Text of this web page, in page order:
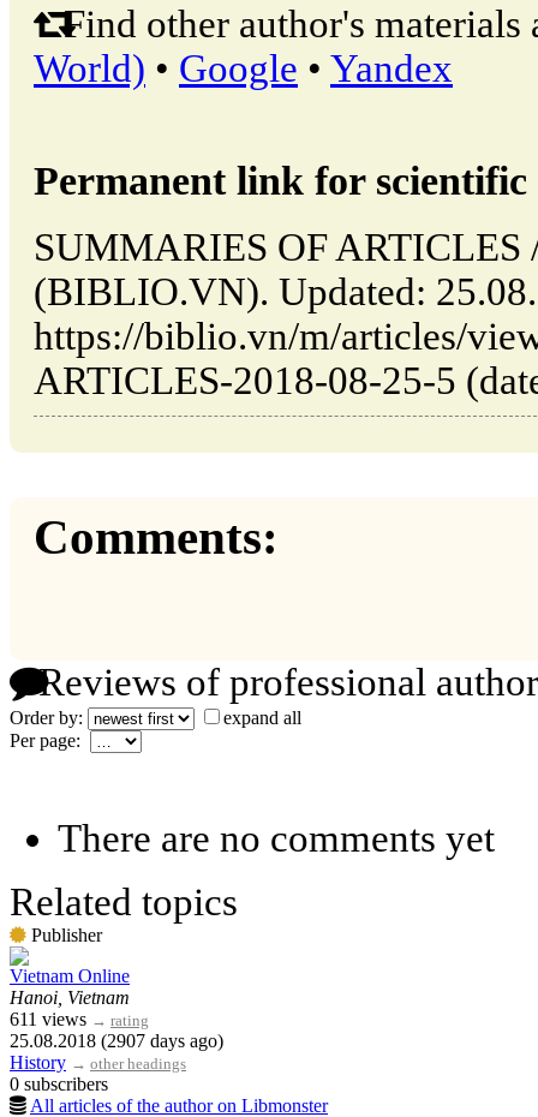
Find other author's materials
World) • Google • Yandex
Permanent link for
SUMMARIES OF ARTICLES
(BIBLIO.VN). Updated:
https://biblio.vn/m/articles/
ARTICLES-2018-08-25-5
Comments:
Reviews of professional
Order by:
expand all
Per page:
There are no comments yet
Related topics
Publisher
Vietnam Online
Hanoi, Vietnam
611 views → rating
25.08.2018 (2907 days ago)
History → other headings
0 subscribers
All articles of the author on Libmonster